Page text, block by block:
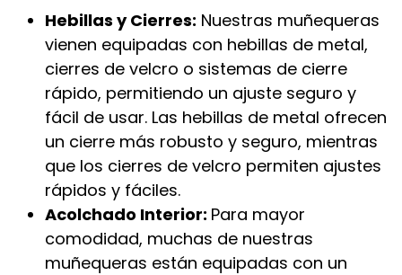
Hebillas y Cierres: Nuestras muñequeras
vienen equipadas con hebillas de metal,
cierres de velcro o sistemas de cierre
rápido, permitiendo un ajuste seguro y
fácil de usar. Las hebillas de metal ofrecen
un cierre más robusto y seguro, mientras
que los cierres de velcro permiten ajustes
rápidos y fáciles.
Acolchado Interior: Para mayor
comodidad, muchas de nuestras
muñequeras están equipadas con un